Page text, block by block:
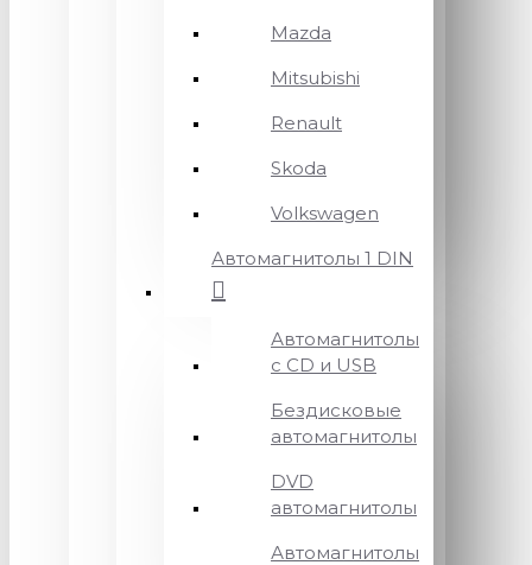
Mazda
Mitsubishi
Renault
Skoda
Volkswagen
Автомагнитолы 1 DIN
Автомагнитолы
с CD и USB
Бездисковые
автомагнитолы
DVD
автомагнитолы
Автомагнитолы